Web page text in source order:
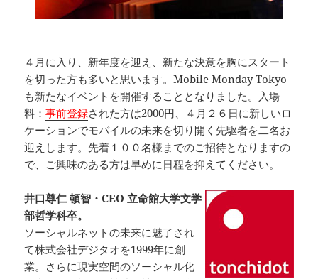
４月に入り、新年度を迎え、新たな決意を胸にスタート
を切った方も多いと思います。Mobile Monday Tokyo
も新たなイベントを開催することとなりました。入場
料：事前登録された方は2000円、４月２６日に新しいロ
ケーションでモバイルの未来を切り開く先駆者を二名お
迎えします。先着１００名様までのご招待となりますの
で、ご興味のある方は早めに日程を抑えてください。
井口尊仁 頓智・CEO 立命館大学文学
部哲学科卒。
ソーシャルネットの未来に魅了され
て株式会社デジタオを1999年に創
業。さらに現実空間のソーシャル化